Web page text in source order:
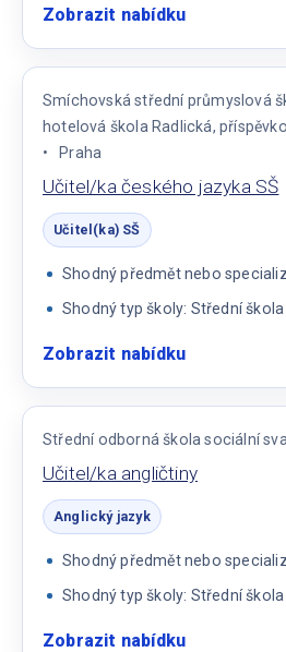
Zobrazit nabídku:
matematiky
a
fyziky
Smíchovská střední průmyslová
hotelová škola Radlická,
Praha
Učitel/ka českého jazyka SŠ
Učitel(ka) SŠ
Shodný předmět nebo
Shodný typ školy: Střední škola
Zobrazit nabídku:
českého
jazyka
Střední odborná škola sociální
Učitel/ka angličtiny
Anglický jazyk
Shodný předmět nebo
Shodný typ školy: Střední škola
Zobrazit nabídku: